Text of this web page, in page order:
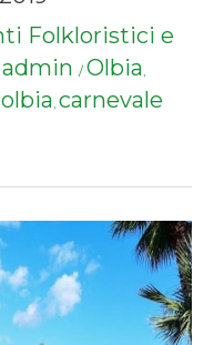
Folkloristici e
admin /Olbia
carnevale